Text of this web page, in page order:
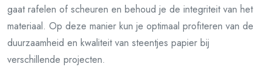
gaat rafelen of scheuren en behoud je de integriteit van het
materiaal. Op deze manier kun je optimaal profiteren van de
duurzaamheid en kwaliteit van steentjes papier bij
verschillende projecten.